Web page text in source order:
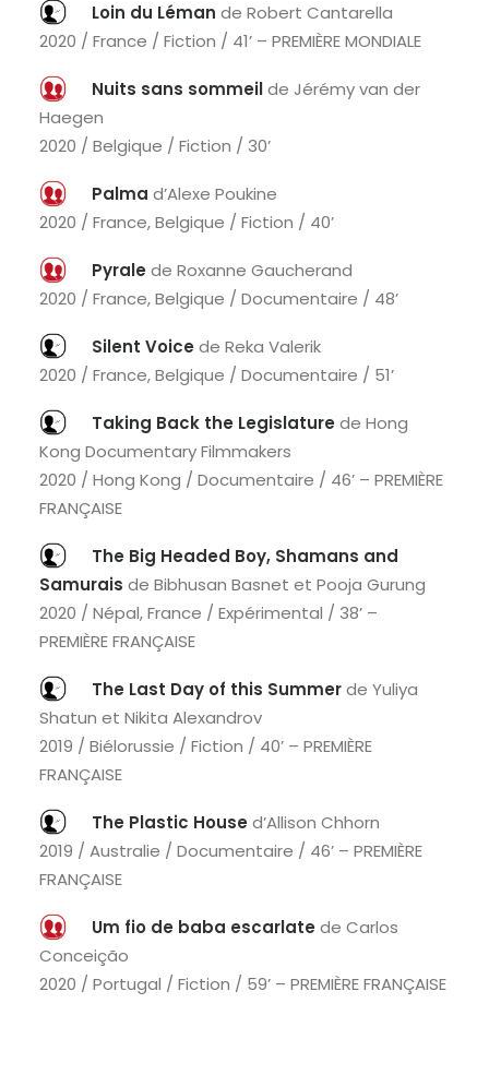
Loin du Léman de Robert Cantarella
2020 / France / Fiction / 41’ – PREMIÈRE MONDIALE
Nuits sans sommeilde Jérémy van der
Haegen
2020 / Belgique / Fiction / 30’
Palma d’Alexe Poukine
2020 / France, Belgique / Fiction / 40’
Pyrale de Roxanne Gaucherand
2020 / France, Belgique / Documentaire / 48’
Silent Voice de Reka Valerik
2020 / France, Belgique / Documentaire / 51’
Taking Back the Legislature de Hong
Kong Documentary Filmmakers
2020 / Hong Kong / Documentaire / 46’ – PREMIÈRE
FRANÇAISE
The Big Headed Boy, Shamans and
Samurais de Bibhusan Basnet et Pooja Gurung
2020 / Népal, France / Expérimental / 38’ –
PREMIÈRE FRANÇAISE
The Last Day of this Summerde Yuliya
Shatun et Nikita Alexandrov
2019 / Biélorussie / Fiction / 40’ – PREMIÈRE
FRANÇAISE
The Plastic House d’Allison Chhorn
2019 / Australie / Documentaire / 46’ – PREMIÈRE
FRANÇAISE
Um fio de baba escarlate de Carlos
Conceição
2020 / Portugal / Fiction / 59’ – PREMIÈRE FRANÇAISE